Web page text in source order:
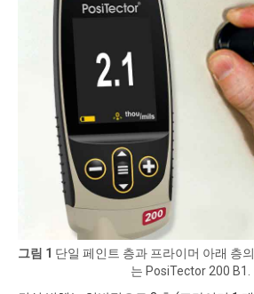
그림 1 단일 페인트 층과 프라이머 아래 층
는 PosiTector 200 B1.